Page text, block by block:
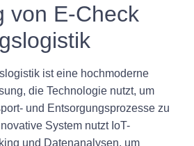
von E-Check
ist eine hochmoderne
die Technologie nutzt, um
und Entsorgungsprozesse zu
System nutzt IoT-
und Datenanalysen, um